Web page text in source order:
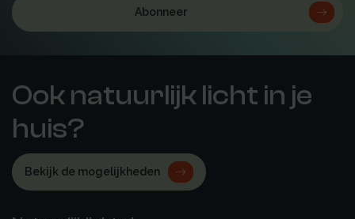
Abonneer
Ook natuurlijk licht in je
huis?
Bekijk de mogelijkheden